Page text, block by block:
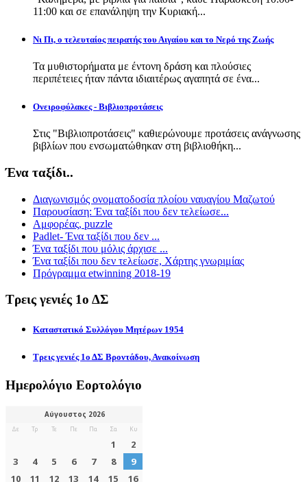
11:00 και σε επανάληψη την Κυριακή...
Νι Πι, ο τελευταίος πειρατής του Αιγαίου και το Νερό της Ζωής
Τα μυθιστορήματα με έντονη δράση και πλούσιες
περιπέτειες ήταν πάντα ιδιαιτέρως αγαπητά σε ένα...
Ονειροφύλακες - Βιβλιοπροτάσεις
Στις "Βιβλιοπροτάσεις" καθιερώνουμε προτάσεις ανάγνωσης
βιβλίων που ενσωματώθηκαν στη βιβλιοθήκη...
Ένα ταξίδι..
Διαγωνισμός ονοματοδοσία πλοίου ναυαγίου Μαζωτού
Παρουσίαση: Ένα ταξίδι που δεν τελείωσε...
Αμφορέας, puzzle
Padlet- Ένα ταξίδι που δεν ...
Ένα ταξίδι που μόλις άρχισε ...
Ένα ταξίδι που δεν τελείωσε, Χάρτης γνωριμίας
Πρόγραμμα etwinning 2018-19
Τρεις γενιές 1ο ΔΣ
Καταστατικό Συλλόγου Μητέρων 1954
Τρεις γενιές 1ο ΔΣ Βροντάδου, Ανακοίνωση
Ημερολόγιο Εορτολόγιο